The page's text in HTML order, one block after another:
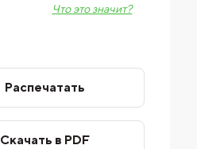
Что это значит?
Распечатать
Скачать в PDF